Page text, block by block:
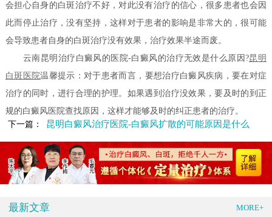
会担心自身的白斑治疗不好，对此没有治疗的信心，很多患者也会因
此而停止治疗，没有坚持，这样对于患者的影响是非常大的，很可能
会导致患者自身的白斑治疗没有效果，治疗效果半途而废。
云南昆明治疗白癜风的医院-白癜风的治疗无效是什么原因?昆明
白斑医院温馨提示：对于患者而言，要想治疗白癜风疾病，要在对症
治疗的同时，进行合理的护理。如果遇到治疗没效果，要及时的到正
规的白癜风医院查找原因，这样才能够及时的纠正患者的治疗。
下一篇：
昆明白癜风治疗医院-白癜风扩散的可能原因是什么
最新文章 MORE+